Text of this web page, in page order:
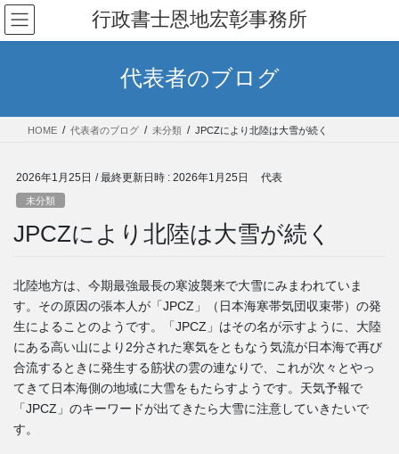
コ
ン
テ
ス
ナ
ビ
ゲ
ン
行政書士恩地宏彰事務所
代表者のブログ
HOME 代表者のブログ 未分類 JPCZにより北陸は大雪が続く
2026年1月25日 / 最終更新日時 : 2026年1月25日 代表
未分類
JPCZにより北陸は大雪が続く
北陸地方は、今期最強最長の寒波襲来で大雪にみまわれていま
す。その原因の張本人が「JPCZ」（日本海寒帯気団収束帯）の発
生によることのようです。「JPCZ」はその名が示すように、大陸
にある高い山により2分された寒気をともなう気流が日本海で再び
合流するときに発生する筋状の雲の連なりで、これが次々とやっ
てきて日本海側の地域に大雪をもたらすようです。天気予報で
「JPCZ」のキーワードが出てきたら大雪に注意していきたいで
す。